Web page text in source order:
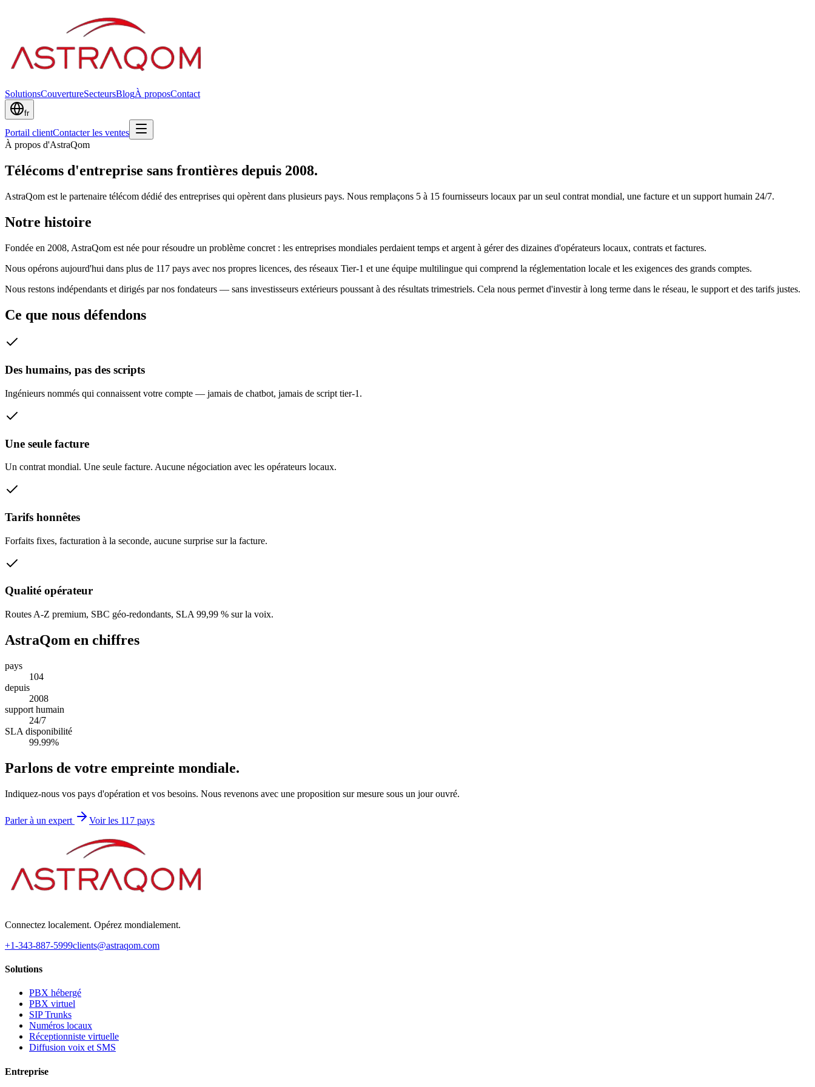
SolutionsCouvertureSecteursBlogÀ proposContact
fr
Portail clientContacter les ventes
À propos d'AstraQom
Télécoms d'entreprise sans frontières depuis 2008.
AstraQom est le partenaire télécom dédié des entreprises qui opèrent dans plusieurs pays. Nous remplaçons 5 à 15 fournisseurs locaux par un seul contrat mondial, une facture et un support humain 24/7.
Notre histoire
Fondée en 2008, AstraQom est née pour résoudre un problème concret : les entreprises mondiales perdaient temps et argent à gérer des dizaines d'opérateurs locaux, contrats et factures.
Nous opérons aujourd'hui dans plus de 117 pays avec nos propres licences, des réseaux Tier-1 et une équipe multilingue qui comprend la réglementation locale et les exigences des grands comptes.
Nous restons indépendants et dirigés par nos fondateurs — sans investisseurs extérieurs poussant à des résultats trimestriels. Cela nous permet d'investir à long terme dans le réseau, le support et des tarifs justes.
Ce que nous défendons
Des humains, pas des scripts
Ingénieurs nommés qui connaissent votre compte — jamais de chatbot, jamais de script tier-1.
Une seule facture
Un contrat mondial. Une seule facture. Aucune négociation avec les opérateurs locaux.
Tarifs honnêtes
Forfaits fixes, facturation à la seconde, aucune surprise sur la facture.
Qualité opérateur
Routes A-Z premium, SBC géo-redondants, SLA 99,99 % sur la voix.
AstraQom en chiffres
pays
104
depuis
2008
support humain
24/7
SLA disponibilité
99.99%
Parlons de votre empreinte mondiale.
Indiquez-nous vos pays d'opération et vos besoins. Nous revenons avec une proposition sur mesure sous un jour ouvré.
Parler à un expert Voir les 117 pays
Connectez localement. Opérez mondialement.
+1-343-887-5999clients@astraqom.com
Solutions
PBX hébergé
PBX virtuel
SIP Trunks
Numéros locaux
Réceptionniste virtuelle
Diffusion voix et SMS
Entreprise